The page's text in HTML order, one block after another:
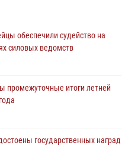
провел военно-полевые
воров в Челябинске
задержали
обеспечили судейство на
силовых ведомств
промежуточные итоги летней
государственных наград